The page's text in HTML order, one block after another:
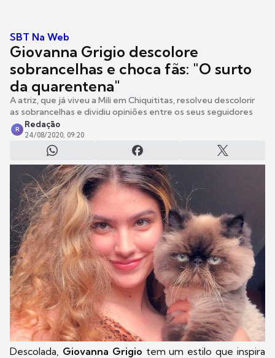
SBT Na Web
Giovanna Grigio descolore
sobrancelhas e choca fãs: "O surto
da quarentena"
A atriz, que já viveu a Mili em Chiquititas, resolveu descolorir
as sobrancelhas e dividiu opiniões entre os seus seguidores
R
Redação
24/08/2020, 09:20
Descolada, Giovanna Grigio tem um estilo que inspira